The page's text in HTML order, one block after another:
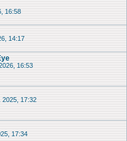
16:58
14:17
16:53
2025, 17:32
17:34